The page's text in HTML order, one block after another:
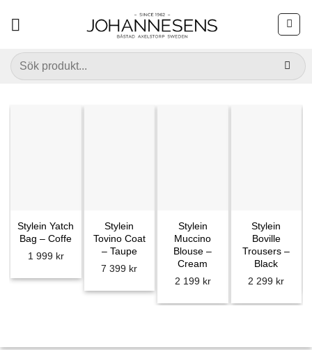
Sök
efter:
Stylein Yatch
Bag – Coffe
1 999 kr
Stylein
Tovino Coat
– Taupe
7 399 kr
Stylein
Muccino
Blouse –
Cream
2 199 kr
Stylein
Boville
Trousers –
Black
2 299 kr